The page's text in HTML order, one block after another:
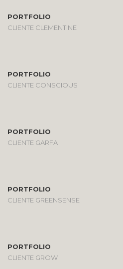
PORTFOLIO
CLIENTE CLEMENTINE
PORTFOLIO
CLIENTE CONSCIOUS
PORTFOLIO
CLIENTE GARFA
PORTFOLIO
CLIENTE GREENSENSE
PORTFOLIO
CLIENTE GROW